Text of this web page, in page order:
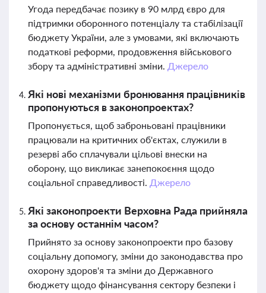
Угода передбачає позику в 90 млрд євро для
підтримки оборонного потенціалу та стабілізації
бюджету України, але з умовами, які включають
податкові реформи, продовження військового
збору та адміністративні зміни. Джерело
Які нові механізми бронювання працівників
пропонуються в законопроектах?
Пропонується, щоб заброньовані працівники
працювали на критичних об'єктах, служили в
резерві або сплачували цільові внески на
оборону, що викликає занепокоєння щодо
соціальної справедливості. Джерело
Які законопроекти Верховна Рада прийняла
за основу останнім часом?
Прийнято за основу законопроекти про базову
соціальну допомогу, зміни до законодавства про
охорону здоров'я та зміни до Державного
бюджету щодо фінансування сектору безпеки і